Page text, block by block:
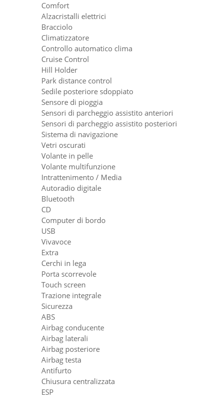
Comfort
Alzacristalli elettrici
Bracciolo
Climatizzatore
Controllo automatico clima
Cruise Control
Hill Holder
Park distance control
Sedile posteriore sdoppiato
Sensore di pioggia
Sensori di parcheggio assistito anteriori
Sensori di parcheggio assistito posteriori
Sistema di navigazione
Vetri oscurati
Volante in pelle
Volante multifunzione
Intrattenimento / Media
Autoradio digitale
Bluetooth
CD
Computer di bordo
USB
Vivavoce
Extra
Cerchi in lega
Porta scorrevole
Touch screen
Trazione integrale
Sicurezza
ABS
Airbag conducente
Airbag laterali
Airbag posteriore
Airbag testa
Antifurto
Chiusura centralizzata
ESP